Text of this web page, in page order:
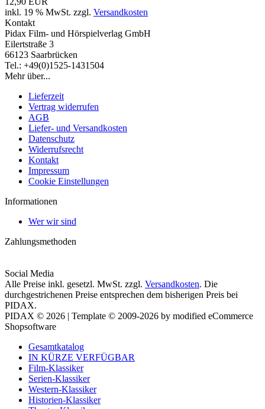
inkl. 19 % MwSt. zzgl. Versandkosten
Kontakt
Pidax Film- und Hörspielverlag GmbH
Eilertstraße 3
66123 Saarbrücken
Tel.: +49(0)1525-1431504
Mehr über...
Lieferzeit
Vertrag widerrufen
AGB
Liefer- und Versandkosten
Datenschutz
Widerrufsrecht
Kontakt
Impressum
Cookie Einstellungen
Informationen
Wer wir sind
Zahlungsmethoden
Social Media
Alle Preise inkl. gesetzl. MwSt. zzgl. Versandkosten. Die
durchgestrichenen Preise entsprechen dem bisherigen Preis bei
PIDAX.
PIDAX © 2026 | Template © 2009-2026 by modified eCommerce
Shopsoftware
Gesamtkatalog
IN KÜRZE VERFÜGBAR
Film-Klassiker
Serien-Klassiker
Western-Klassiker
Historien-Klassiker